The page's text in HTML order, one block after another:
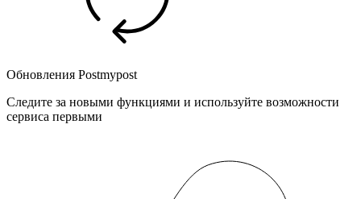
Обновления Postmypost
Следите за новыми функциями и используйте возможности
сервиса первыми